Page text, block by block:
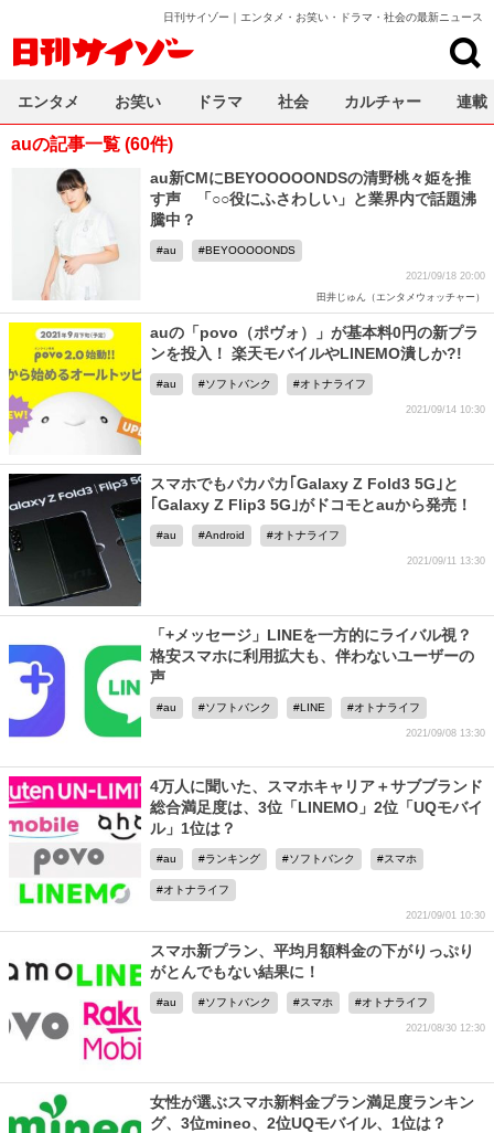
日刊サイゾー｜エンタメ・お笑い・ドラマ・社会の最新ニュース
auの記事一覧 (60件)
au新CMにBEYOOOOONDSの清野桃々姫を推
す声 「○○役にふさわしい」と業界内で話題沸
騰中？
au BEYOOOOONDS
2021/09/18 20:00
田井じゅん（エンタメウォッチャー）
auの「povo（ポヴォ）」が基本料0円の新プラ
ンを投入！ 楽天モバイルやLINEMO潰しか?!
au ソフトバンク オトナライフ
2021/09/14 10:30
スマホでもパカパカ｢Galaxy Z Fold3 5G｣と
｢Galaxy Z Flip3 5G｣がドコモとauから発売！
au Android オトナライフ
2021/09/11 13:30
「+メッセージ」LINEを一方的にライバル視？
格安スマホに利用拡大も、伴わないユーザーの
声
au ソフトバンク LINE オトナライフ
2021/09/08 13:30
4万人に聞いた、スマホキャリア＋サブブランド
総合満足度は、3位「LINEMO」2位「UQモバイ
ル」1位は？
au ランキング ソフトバンク スマホ
オトナライフ
2021/09/01 10:30
スマホ新プラン、平均月額料金の下がりっぷり
がとんでもない結果に！
au ソフトバンク スマホ オトナライフ
2021/08/30 12:30
女性が選ぶスマホ新料金プラン満足度ランキン
グ、3位mineo、2位UQモバイル、1位は？
エンタメ お笑い ドラマ 社会 カルチャー 連載